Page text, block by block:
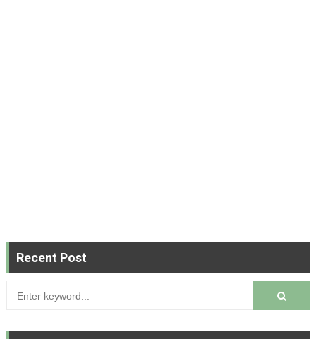
Recent Post